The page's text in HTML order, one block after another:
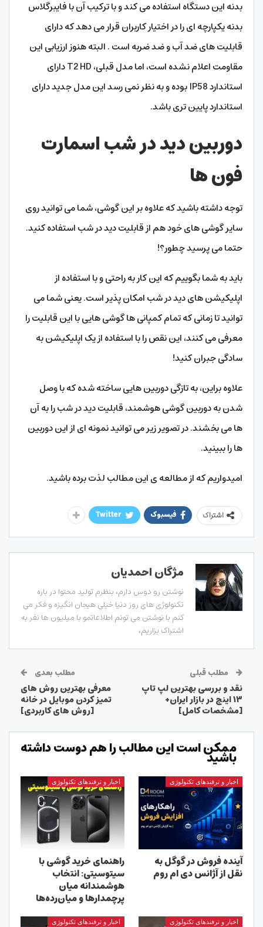
بدنه این دستگاه استفاده می کند و با ترکیب آن با فایبرگلاس
بدنه یکپارچه ای را در اختیار کاربران قرار می دهد که دارای
قابلیت های ضد آب و ضد ضربه است . البته هنوز ارزیابی این
مقاومت اعلام نشده است، اما مدل قبلی، T2 HD دارای
استاندارد IP58 بوده و به نظر نمی رسد این مدل جدید دارای
استاندارد پایین تری باشد.
دوربین دید در شب اسمارت
فون ها
توجه داشته باشید که علاوه بر این گوشی، شما می توانید روی
سایر گوشی های خود هم از قابلیت دید در شب استفاده کنید.
حتما می پرسید چطور؟!
باید به شما بگوییم که این کار به راحتی و با استفاده از
اپلیکیشن های دید در شب امکان پذیر است. یعنی شما می
توانید تا زمانی که تمام کمپانی ها گوشی هایی با این قابلیت را
معرفی می کنند، این نقص را با استفاده از یک اپلیکیشن به
سادگی جبران کنید!
علاوه براین، به تازگی دوربین هایی ساخته شده که با وصل
شدن به دوربین گوشی هوشمند، قابلیت دید در شب را به آن
ها می بخشند. در تصویر زیر می توانید نمونه ای از این دوربین
ها را ببینید.
امیدواریم که از مطالعه ی این مطالب لذت برده باشید.
اشتراک فیسبوک Twitter
مژگان احمدیان
نوشتن رو دوس دارم، بنظرم تولید محتوا در باره
تکنولوژی های روز دنیا خیلی هیجان انگیزه و فکر می
کنم با نوشتن می تونم اطلاعاتمو با میلیون ها نفر به
اشتراک بزاریم،
مطلب قبلی
نقد و بررسی بهترین لپ تاپ
۱۳ اینچ در بازار ایران+
[مشخصات کامل]
مطلب بعدی
معرفی بهترین روش های
تمیز کردن موبایل در خانه
[روش های کاربردی]
ممکن است این مطالب را هم دوست داشته
باشید
اخبار و ترفندهای تکنولوژی
آینده فروش در گوگل به
نقل از آژانس دی ام روم
اخبار و ترفندهای تکنولوژی
راهنمای خرید گوشی با
سیتوسیتی: انتخاب
هوشمندانه میان
پرچمدارها و میان‌رده‌ها
اخبار و ترفندهای تکنولوژی اخبار و ترفندهای تکنولوژی